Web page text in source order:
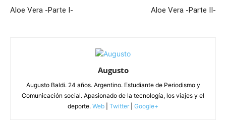
Aloe Vera -Parte I- Aloe Vera -Parte II-
Augusto
Augusto Baldi. 24 años. Argentino. Estudiante de Periodismo y
Comunicación social. Apasionado de la tecnología, los viajes y el
deporte. Web Twitter Google+